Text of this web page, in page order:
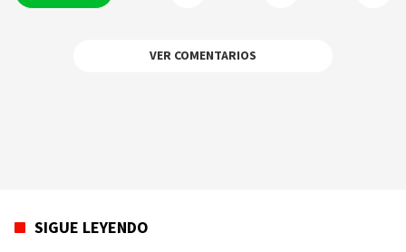
VER COMENTARIOS
SIGUE LEYENDO